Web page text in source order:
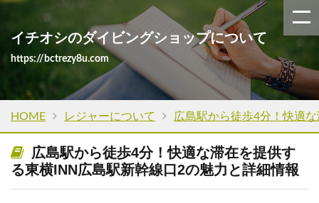
イチオシのダイビングショップについて
https://bctrezy8u.com
HOME レジャーについて 広島駅から徒歩4分！快適
広島駅から徒歩4分！快適な滞在を提供す
る東横INN広島駅新幹線口2の魅力と詳細情報